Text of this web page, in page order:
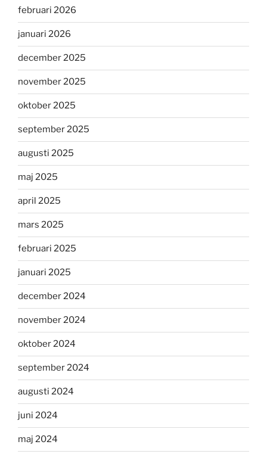
februari 2026
januari 2026
december 2025
november 2025
oktober 2025
september 2025
augusti 2025
maj 2025
april 2025
mars 2025
februari 2025
januari 2025
december 2024
november 2024
oktober 2024
september 2024
augusti 2024
juni 2024
maj 2024